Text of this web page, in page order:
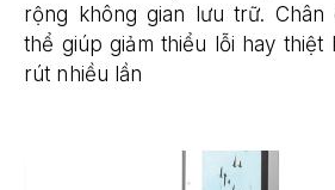
rộng không gian lưu trữ. Chân
thể giúp giảm thiểu lỗi hay thiệt
rút nhiều lần